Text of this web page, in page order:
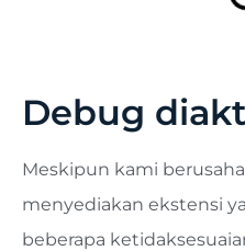
Debug
Meskipun kami
menyediakan ekstensi
beberapa